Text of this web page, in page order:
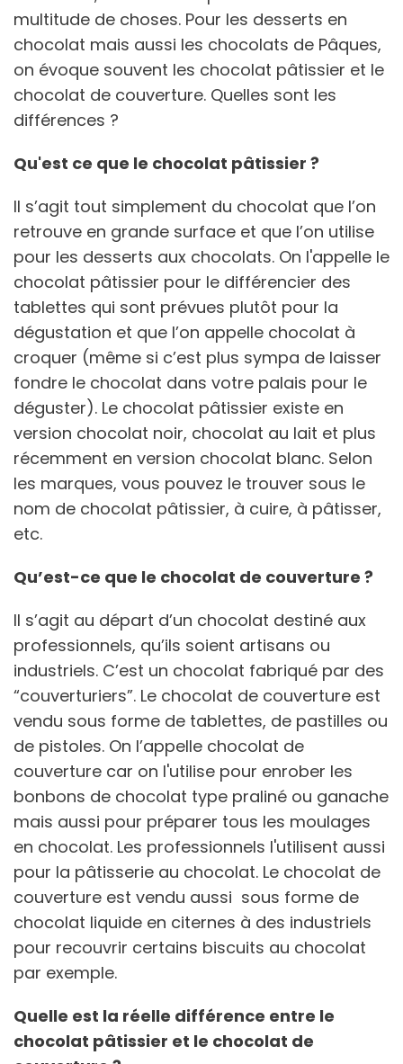
multitude de choses. Pour les desserts en
chocolat mais aussi les chocolats de Pâques,
on évoque souvent les chocolat pâtissier et le
chocolat de couverture. Quelles sont les
différences ?
Qu'est ce que le chocolat pâtissier ?
Il s’agit tout simplement du chocolat que l’on
retrouve en grande surface et que l’on utilise
pour les desserts aux chocolats. On l'appelle le
chocolat pâtissier pour le différencier des
tablettes qui sont prévues plutôt pour la
dégustation et que l’on appelle chocolat à
croquer (même si c’est plus sympa de laisser
fondre le chocolat dans votre palais pour le
déguster). Le chocolat pâtissier existe en
version chocolat noir, chocolat au lait et plus
récemment en version chocolat blanc. Selon
les marques, vous pouvez le trouver sous le
nom de chocolat pâtissier, à cuire, à pâtisser,
etc.
Qu’est-ce que le chocolat de couverture ?
Il s’agit au départ d’un chocolat destiné aux
professionnels, qu’ils soient artisans ou
industriels. C’est un chocolat fabriqué par des
“couverturiers”. Le chocolat de couverture est
vendu sous forme de tablettes, de pastilles ou
de pistoles. On l’appelle chocolat de
couverture car on l'utilise pour enrober les
bonbons de chocolat type praliné ou ganache
mais aussi pour préparer tous les moulages
en chocolat. Les professionnels l'utilisent aussi
pour la pâtisserie au chocolat. Le chocolat de
couverture est vendu aussi sous forme de
chocolat liquide en citernes à des industriels
pour recouvrir certains biscuits au chocolat
par exemple.
Quelle est la réelle différence entre le
chocolat pâtissier et le chocolat de